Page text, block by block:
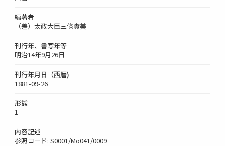
編著者
（差）太政大臣三條實美
刊行年、書写年等
明治14年9月26日
刊行年月日（西暦)
1881-09-26
形態
1
内容記述
参照コード: S0001/Mo041/0009